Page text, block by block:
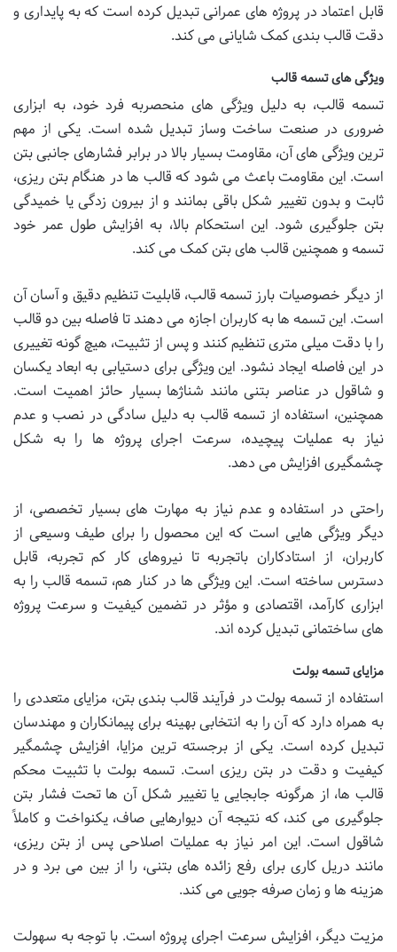
قابل اعتماد در پروژه های عمرانی تبدیل کرده است که به پایداری و
دقت قالب بندی کمک شایانی می کند.
ویژگی های تسمه قالب
تسمه قالب، به دلیل ویژگی های منحصربه فرد خود، به ابزاری
ضروری در صنعت ساخت وساز تبدیل شده است. یکی از مهم
ترین ویژگی های آن، مقاومت بسیار بالا در برابر فشارهای جانبی بتن
است. این مقاومت باعث می شود که قالب ها در هنگام بتن ریزی،
ثابت و بدون تغییر شکل باقی بمانند و از بیرون زدگی یا خمیدگی
بتن جلوگیری شود. این استحکام بالا، به افزایش طول عمر خود
تسمه و همچنین قالب های بتن کمک می کند.
از دیگر خصوصیات بارز تسمه قالب، قابلیت تنظیم دقیق و آسان آن
است. این تسمه ها به کاربران اجازه می دهند تا فاصله بین دو قالب
را با دقت میلی متری تنظیم کنند و پس از تثبیت، هیچ گونه تغییری
در این فاصله ایجاد نشود. این ویژگی برای دستیابی به ابعاد یکسان
و شاقول در عناصر بتنی مانند شناژها بسیار حائز اهمیت است.
همچنین، استفاده از تسمه قالب به دلیل سادگی در نصب و عدم
نیاز به عملیات پیچیده، سرعت اجرای پروژه ها را به شکل
چشمگیری افزایش می دهد.
راحتی در استفاده و عدم نیاز به مهارت های بسیار تخصصی، از
دیگر ویژگی هایی است که این محصول را برای طیف وسیعی از
کاربران، از استادکاران باتجربه تا نیروهای کار کم تجربه، قابل
دسترس ساخته است. این ویژگی ها در کنار هم، تسمه قالب را به
ابزاری کارآمد، اقتصادی و مؤثر در تضمین کیفیت و سرعت پروژه
های ساختمانی تبدیل کرده اند.
مزایای تسمه بولت
استفاده از تسمه بولت در فرآیند قالب بندی بتن، مزایای متعددی را
به همراه دارد که آن را به انتخابی بهینه برای پیمانکاران و مهندسان
تبدیل کرده است. یکی از برجسته ترین مزایا، افزایش چشمگیر
کیفیت و دقت در بتن ریزی است. تسمه بولت با تثبیت محکم
قالب ها، از هرگونه جابجایی یا تغییر شکل آن ها تحت فشار بتن
جلوگیری می کند، که نتیجه آن دیوارهایی صاف، یکنواخت و کاملاً
شاقول است. این امر نیاز به عملیات اصلاحی پس از بتن ریزی،
مانند دریل کاری برای رفع زائده های بتنی، را از بین می برد و در
هزینه ها و زمان صرفه جویی می کند.
مزیت دیگر، افزایش سرعت اجرای پروژه است. با توجه به سهولت